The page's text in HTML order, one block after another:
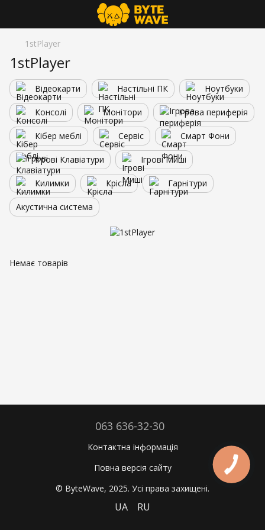
1stPlayer
1stPlayer
Відеокарти Настільні ПК Ноутбуки
Консолі Монітори Ігрова периферія
Кібер меблі Сервіс Смарт Фони
Ігрові Клавіатури Ігрові Миші
Килимки Крісла Гарнітури
Акустична система
Немає товарів
063 636-32-30
Контактна інформація
Повна версія сайту
© ByteWave, 2025. Усі права захищені.
UA RU